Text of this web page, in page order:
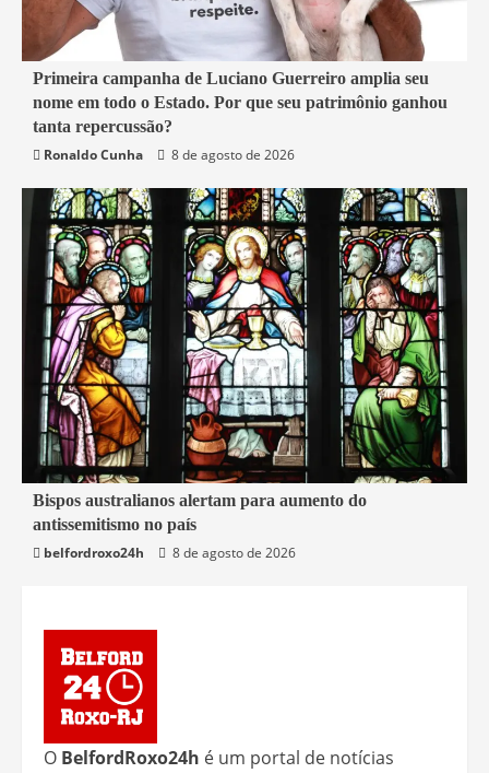
4 min read
Política
Rio de Janeiro
Primeira campanha de Luciano Guerreiro amplia seu
nome em todo o Estado. Por que seu patrimônio ganhou
tanta repercussão?
Ronaldo Cunha
8 de agosto de 2026
6 min read
Mundo
Bispos australianos alertam para aumento do
antissemitismo no país
belfordroxo24h
8 de agosto de 2026
O BelfordRoxo24h é um portal de notícias